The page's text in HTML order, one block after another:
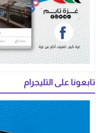
تابعونا على التليجرام